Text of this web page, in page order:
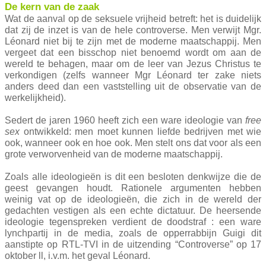
De kern van de zaak
Wat de aanval op de seksuele vrijheid betreft: het is duidelijk
dat zij de inzet is van de hele controverse. Men verwijt Mgr.
Léonard niet bij te zijn met de moderne maatschappij. Men
vergeet dat een bisschop niet benoemd wordt om aan de
wereld te behagen, maar om de leer van Jezus Christus te
verkondigen (zelfs wanneer Mgr Léonard ter zake niets
anders deed dan een vaststelling uit de observatie van de
werkelijkheid).
Sedert de jaren 1960 heeft zich een ware ideologie van free
sex ontwikkeld: men moet kunnen liefde bedrijven met wie
ook, wanneer ook en hoe ook. Men stelt ons dat voor als een
grote verworvenheid van de moderne maatschappij.
Zoals alle ideologieën is dit een besloten denkwijze die de
geest gevangen houdt. Rationele argumenten hebben
weinig vat op de ideologieën, die zich in de wereld der
gedachten vestigen als een echte dictatuur. De heersende
ideologie tegenspreken verdient de doodstraf : een ware
lynchpartij in de media, zoals de opperrabbijn Guigi dit
aanstipte op RTL-TVI in de uitzending “Controverse” op 17
oktober ll, i.v.m. het geval Léonard.